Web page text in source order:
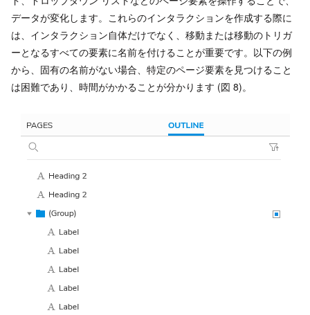
データが変化します。これらのインタラクションを作成する際に
は、インタラクション自体だけでなく、移動または移動のトリガ
ーとなるすべての要素に名前を付けることが重要です。以下の例
から、固有の名前がない場合、特定のページ要素を見つけること
は困難であり、時間がかかることが分かります (図 8)。